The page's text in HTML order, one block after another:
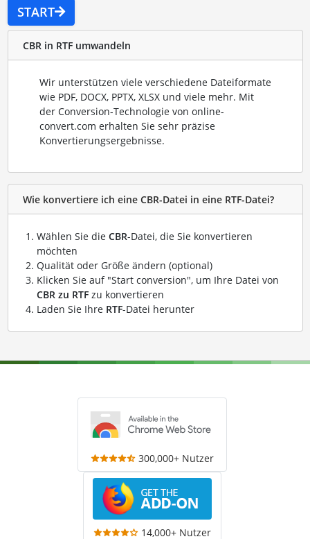
START
CBR in RTF umwandeln
Wir unterstützen viele verschiedene Dateiformate
wie PDF, DOCX, PPTX, XLSX und viele mehr. Mit
der Conversion-Technologie von online-
convert.com erhalten Sie sehr präzise
Konvertierungsergebnisse.
Wie konvertiere ich eine CBR-Datei in eine RTF-Datei?
Wählen Sie die CBR-Datei, die Sie konvertieren
möchten
Qualität oder Größe ändern (optional)
Klicken Sie auf "Start conversion", um Ihre Datei von
CBR zu RTFzu konvertieren
Laden Sie Ihre RTF-Datei herunter
300,000+ Nutzer
14,000+ Nutzer